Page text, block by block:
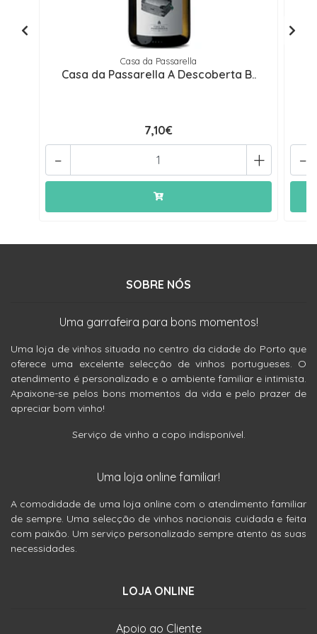
Casa da Passarella
Casa da Passarella A Descoberta B..
7,10€
+
- -
SOBRE NÓS
Uma garrafeira para bons momentos!
Uma loja de vinhos situada no centro da cidade do Porto que
oferece uma excelente selecção de vinhos portugueses. O
atendimento é personalizado e o ambiente familiar e intimista.
Apaixone-se pelos bons momentos da vida e pelo prazer de
apreciar bom vinho!
Serviço de vinho a copo indisponível.
Uma loja online familiar!
A comodidade de uma loja online com o atendimento familiar
de sempre. Uma selecção de vinhos nacionais cuidada e feita
com paixão. Um serviço personalizado sempre atento às suas
necessidades.
LOJA ONLINE
Apoio ao Cliente